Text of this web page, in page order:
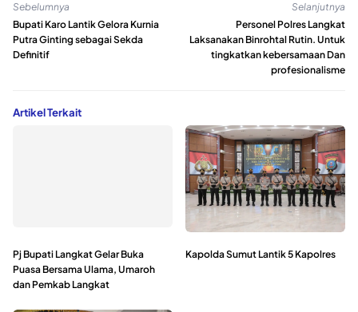
Sebelumnya
Bupati Karo Lantik Gelora Kurnia
Putra Ginting sebagai Sekda
Definitif
Selanjutnya
Personel Polres Langkat
Laksanakan Binrohtal Rutin. Untuk
tingkatkan kebersamaan Dan
profesionalisme
Artikel Terkait
Pj Bupati Langkat Gelar Buka
Puasa Bersama Ulama, Umaroh
dan Pemkab Langkat
Kapolda Sumut Lantik 5 Kapolres